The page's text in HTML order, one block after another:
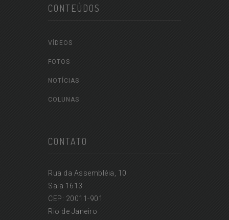
CONTEÚDOS
VÍDEOS
FOTOS
NOTÍCIAS
COLUNAS
CONTATO
Rua da Assembléia, 10
Sala 1613
CEP: 20011-901
Rio de Janeiro